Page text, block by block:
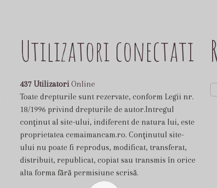
Utilizatori conectati
437 Utilizatori Online
Toate drepturile sunt rezervate, conform Legii nr.
18/1996 privind drepturile de autor.Intregul
conţinut al site-ului, indiferent de natura lui, este
proprietatea cemaimancam.ro. Conţinutul site-
ului nu poate fi reprodus, modificat, transferat,
distribuit, republicat, copiat sau transmis în orice
alta forma fără permisiune scrisă.